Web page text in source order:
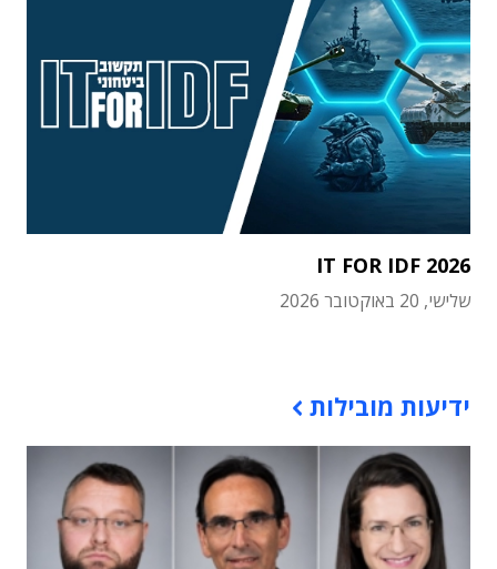
IT FOR IDF 2026
שלישי, 20 באוקטובר 2026
ידיעות מובילות